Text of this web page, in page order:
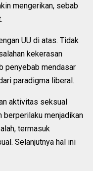
mengerikan, sebab
UU di atas. Tidak
kekerasan
penyebab mendasar
paradigma liberal.
aktivitas seksual
berperilaku menjadikan
termasuk
Selanjutnya hal ini